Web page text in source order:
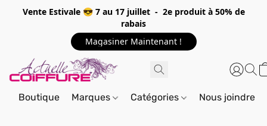
Vente Estivale 😎 7 au 17 juillet - 2e produit à 50% de
rabais
Magasiner Maintenant !
Boutique Marques Catégories Nous joindre